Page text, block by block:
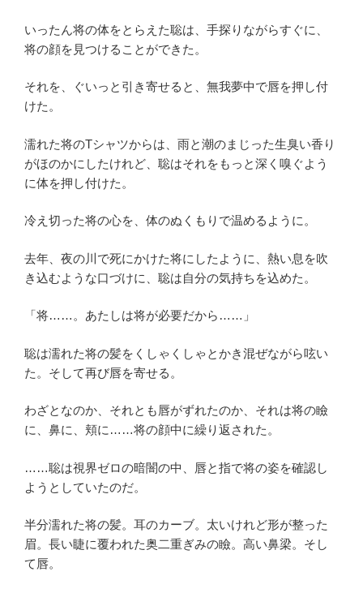
いったん将の体をとらえた聡は、手探りながらすぐに、
将の顔を見つけることができた。
それを、ぐいっと引き寄せると、無我夢中で唇を押し付
けた。
濡れた将のTシャツからは、雨と潮のまじった生臭い香り
がほのかにしたけれど、聡はそれをもっと深く嗅ぐよう
に体を押し付けた。
冷え切った将の心を、体のぬくもりで温めるように。
去年、夜の川で死にかけた将にしたように、熱い息を吹
き込むような口づけに、聡は自分の気持ちを込めた。
「将……。あたしは将が必要だから……」
聡は濡れた将の髪をくしゃくしゃとかき混ぜながら呟い
た。そして再び唇を寄せる。
わざとなのか、それとも唇がずれたのか、それは将の瞼
に、鼻に、頬に……将の顔中に繰り返された。
……聡は視界ゼロの暗闇の中、唇と指で将の姿を確認し
ようとしていたのだ。
半分濡れた将の髪。耳のカーブ。太いけれど形が整った
眉。長い睫に覆われた奥二重ぎみの瞼。高い鼻梁。そし
て唇。